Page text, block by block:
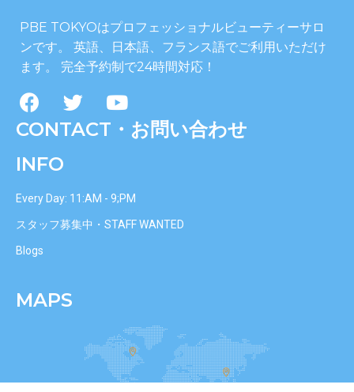
PBE TOKYOはプロフェッショナルビューティーサロ
ンです。 英語、日本語、フランス語でご利用いただけ
ます。 完全予約制で24時間対応！
CONTACT・お問い合わせ
INFO
Every Day: 11:AM - 9;PM
スタッフ募集中・STAFF WANTED
Blogs
MAPS